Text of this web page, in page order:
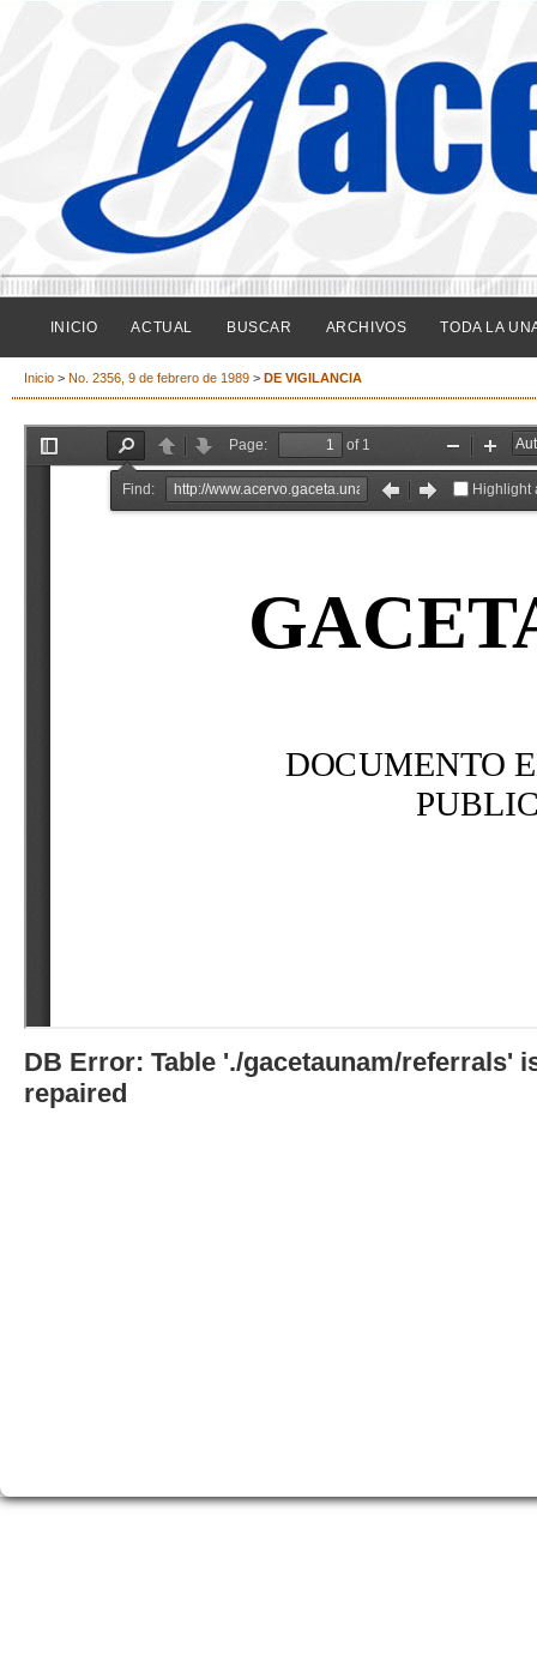
INICIO ACTUAL BUSCAR ARCHIVOS TODA LA
Inicio > No. 2356, 9 de febrero de 1989 > DE VIGILANCIA
DB Error: Table './gacetaunam/referrals'
repaired